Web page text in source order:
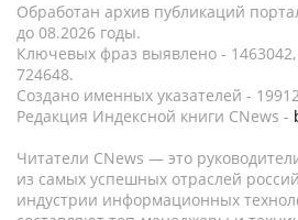
Обработан архив публикаций
до 08.2026 годы.
Ключевых фраз выявлено -
724648.
Создано именных указателей -
Редакция Индексной книги CNews -
Читатели CNews — это
из самых успешных отраслей
индустрии информационных